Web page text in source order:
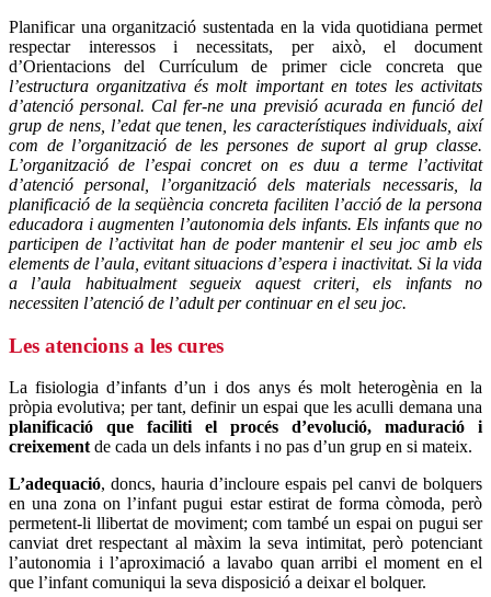
Planificar una organització sustentada en la vida quotidiana permet
respectar interessos i necessitats, per això, el document
d’Orientacions del Currículum de primer cicle concreta que
l’estructura organitzativa és molt important en totes les activitats
d’atenció personal. Cal fer-ne una previsió acurada en funció del
grup de nens, l’edat que tenen, les característiques individuals, així
com de l’organització de les persones de suport al grup classe.
L’organització de l’espai concret on es duu a terme l’activitat
d’atenció personal, l’organització dels materials necessaris, la
planificació de la seqüència concreta faciliten l’acció de la persona
educadora i augmenten l’autonomia dels infants. Els infants que no
participen de l’activitat han de poder mantenir el seu joc amb els
elements de l’aula, evitant situacions d’espera i inactivitat. Si la vida
a l’aula habitualment segueix aquest criteri, els infants no
necessiten l’atenció de l’adult per continuaren el seu joc.
Les atencions a les cures
La fisiologia d’infants d’un i dos anys és molt heterogènia en la
pròpia evolutiva; per tant, definir un espai que les aculli demana una
planificació que faciliti el procés d’evolució, maduració i
creixementde cada un dels infants i no pas d’un grup en si mateix.
L’adequació, doncs, hauria d’incloure espais pel canvi de bolquers
en una zona on l’infant pugui estar estirat de forma còmoda, però
permetent-li llibertat de moviment; com també un espai on pugui ser
canviat dret respectant al màxim la seva intimitat, però potenciant
l’autonomia i l’aproximació a lavabo quan arribi el moment en el
que l’infant comuniqui la seva disposició a deixar el bolquer.